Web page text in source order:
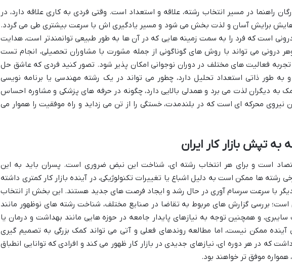
راهنما در مسیر انتخاب رشته، علاقه و استعداد است. وقتی فردی به کاری علاقه دارد، در
برایش آسان و لذت بخش می شود و مسیر یادگیری اش با سرعت بیشتری طی می گردد.
درونی است که فرد را به سمت زمینه هایی که در آن ها به طور طبیعی توانمندتر است، هدایت
درونی می تواند با روش های گوناگونی از جمله مشورت با مشاوران تحصیلی، انجام تست
فعالیت های مختلف در دوران نوجوانی امکان پذیر شود. تصور کنید فردی که عاشق حل
طور ذاتی استعداد تحلیل دارد، چطور می تواند در یک رشته مهندسی یا برنامه نویسی
به دیگران لذت می برد و همدلی بالایی دارد، چگونه در حرفه های پزشکی و مشاوره احساس
محرکه ای است که در بلندمدت، خستگی را از تن می زداید و راه موفقیت را هموار می
به تپش بازار کار ایران
است و برای هر انتخاب رشته ای، شناخت این نبض ضروری است. پسران باید به این
رشته ها ممکن است به دلیل اشباع یا تغییرات تکنولوژیکی، در آینده بازار کار کمتری داشته
دیگر با سرعت سرسام آوری در حال رشد و ایجاد فرصت های جدید هستند. این بخش از انتخاب
است؛ بررسی گزارش های مربوط به تقاضا در صنایع مختلف، شناخت رشته های نوظهور مانند
و همچنین توجه به نیازهای پایدار جامعه در حوزه هایی مانند بهداشت و درمان یا
ممکن نیست، اما مطالعه روندهای فعلی و آتی می تواند کمک بزرگی به تصمیم گیری
که در هر دوره ای، نیازهای جدیدی در بازار کار ظهور می کند و افرادی که توانایی انطباق
همواره موفق تر خواهند بود.